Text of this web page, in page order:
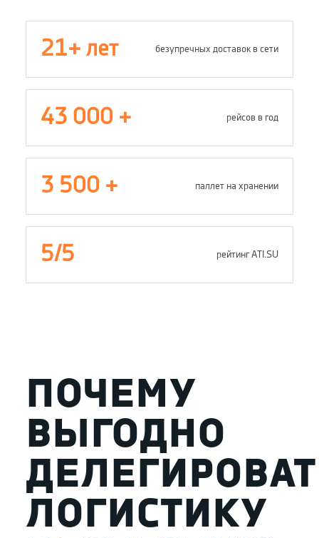
21+ лет безупречных доставок в сети
43 000 + рейсов в год
3 500 + паллет на хранении
5/5 рейтинг ATI.SU
ПОЧЕМУ
ВЫГОДНО
ЛОГИСТИКУ